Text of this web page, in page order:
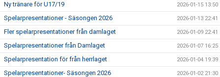
Ny tränare för U17/19 2026-01-15 13:50
Spelarpresentationer - Säsongen 2026 2026-01-13 22:41
Fler spelarpresentationer från damlaget 2026-01-09 22:41
Spelarpresentationer från Damlaget 2026-01-07 16:25
Spelarpresentation för från herrlaget 2026-01-04 19:39
Spelarpresentationer- Säsongen 2026 2026-01-02 21:30